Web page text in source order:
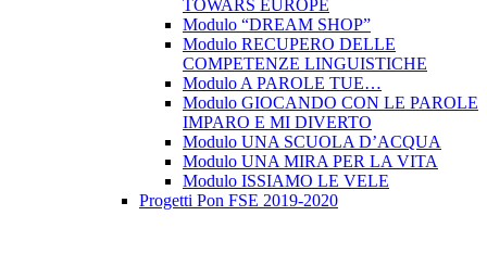
TOWARS EUROPE
Modulo “DREAM SHOP”
Modulo RECUPERO DELLE
COMPETENZE LINGUISTICHE
Modulo A PAROLE TUE…
Modulo GIOCANDO CON LE PAROLE
IMPARO E MI DIVERTO
Modulo UNA SCUOLA D’ACQUA
Modulo UNA MIRA PER LA VITA
Modulo ISSIAMO LE VELE
Progetti Pon FSE 2019-2020